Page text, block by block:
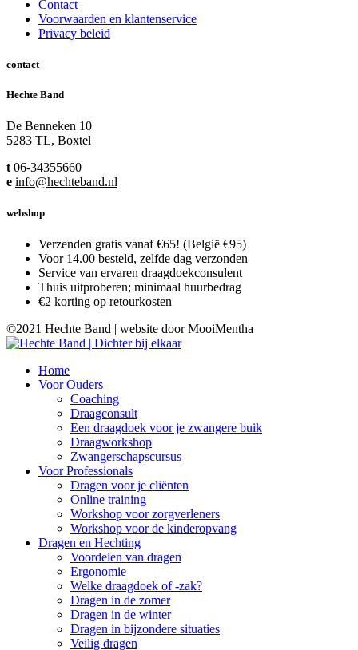
Contact
Voorwaarden en klantenservice
Privacy beleid
contact
Hechte Band
De Benneken 10
5283 TL, Boxtel
t 06-34355660
e info@hechteband.nl
webshop
Verzenden gratis vanaf €65! (België €95)
Voor 14.00 besteld, zelfde dag verzonden
Service van ervaren draagdoekconsulent
Thuis uitproberen; minimaal huurbedrag
€2 korting op retourkosten
©2021 Hechte Band | website door MooiMentha
Home
Voor Ouders
Coaching
Draagconsult
Een draagdoek voor je zwangere buik
Draagworkshop
Zwangerschapscursus
Voor Professionals
Dragen voor je cliënten
Online training
Workshop voor zorgverleners
Workshop voor de kinderopvang
Dragen en Hechting
Voordelen van dragen
Ergonomie
Welke draagdoek of -zak?
Dragen in de zomer
Dragen in de winter
Dragen in bijzondere situaties
Veilig dragen